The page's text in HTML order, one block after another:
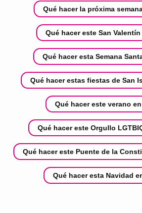
Qué hacer la próxima
Qué hacer este San
Qué hacer esta Semana
Qué hacer estas fiestas de San
Qué hacer este verano
Qué hacer este Orgullo
Qué hacer este Puente de la
Qué hacer esta Navidad